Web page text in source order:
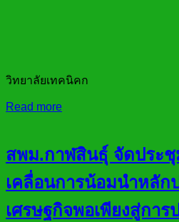
วิทยาลัยเทคนิคก
Read more
สพม.กาฬสินธุ์ จัดประ
เคลื่อนการน้อมนำหลัก
เศรษฐกิจพอเพียงสู่การ